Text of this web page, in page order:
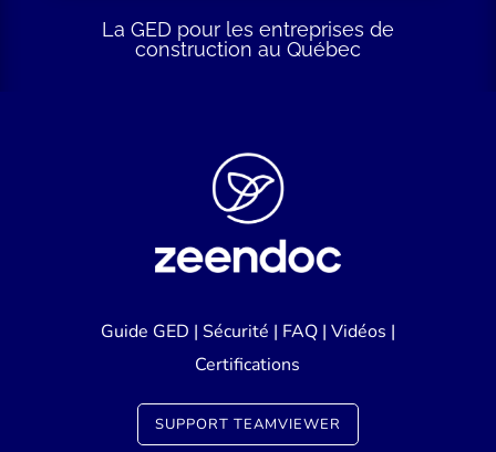
La GED pour les entreprises de
construction au Québec
Guide GED | Sécurité | FAQ| Vidéos |
Certifications
SUPPORT TEAMVIEWER